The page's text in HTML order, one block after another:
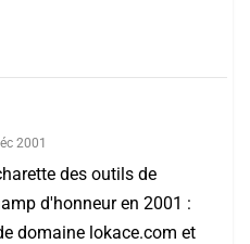
2001
des outils de
d'honneur en 2001 :
domaine lokace.com et